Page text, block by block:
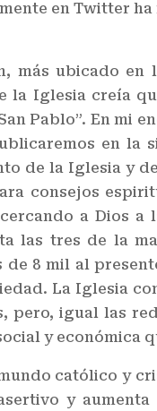
en Twitter
más ubicado en
la Iglesia creía
Pablo”. En mi
en la
de la Iglesia y
consejos
a Dios a
las tres de la
8 mil al
La Iglesia
pero, igual las
y económica
católico y
y aumenta